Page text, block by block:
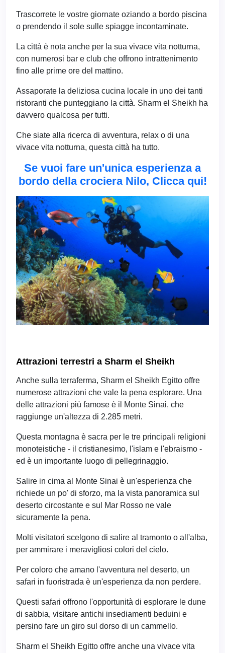
Trascorrete le vostre giornate oziando a bordo piscina
o prendendo il sole sulle spiagge incontaminate.
La città è nota anche per la sua vivace vita notturna,
con numerosi bar e club che offrono intrattenimento
fino alle prime ore del mattino.
Assaporate la deliziosa cucina locale in uno dei tanti
ristoranti che punteggiano la città. Sharm el Sheikh ha
davvero qualcosa per tutti.
Che siate alla ricerca di avventura, relax o di una
vivace vita notturna, questa città ha tutto.
Se vuoi fare un'unica esperienza a
bordo della crociera Nilo, Clicca qui!
Attrazioni terrestri a Sharm el Sheikh
Anche sulla terraferma, Sharm el Sheikh Egitto offre
numerose attrazioni che vale la pena esplorare. Una
delle attrazioni più famose è il Monte Sinai, che
raggiunge un'altezza di 2.285 metri.
Questa montagna è sacra per le tre principali religioni
monoteistiche - il cristianesimo, l'islam e l'ebraismo -
ed è un importante luogo di pellegrinaggio.
Salire in cima al Monte Sinai è un'esperienza che
richiede un po' di sforzo, ma la vista panoramica sul
deserto circostante e sul Mar Rosso ne vale
sicuramente la pena.
Molti visitatori scelgono di salire al tramonto o all'alba,
per ammirare i meravigliosi colori del cielo.
Per coloro che amano l'avventura nel deserto, un
safari in fuoristrada è un'esperienza da non perdere.
Questi safari offrono l'opportunità di esplorare le dune
di sabbia, visitare antichi insediamenti beduini e
persino fare un giro sul dorso di un cammello.
Sharm el Sheikh Egitto offre anche una vivace vita